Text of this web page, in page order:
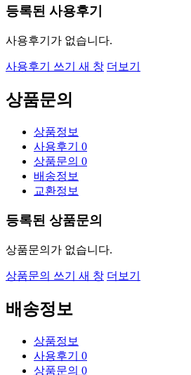
등록된 사용후기
사용후기가 없습니다.
사용후기 쓰기 새 창 더보기
상품문의
상품정보
사용후기 0
상품문의 0
배송정보
교환정보
등록된 상품문의
상품문의가 없습니다.
상품문의 쓰기 새 창 더보기
배송정보
상품정보
사용후기 0
상품문의 0